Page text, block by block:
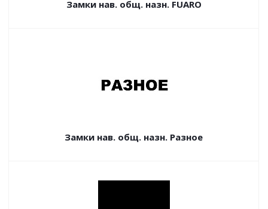
Замки нав. общ. назн. FUARO
Замки нав. общ. назн. Разное